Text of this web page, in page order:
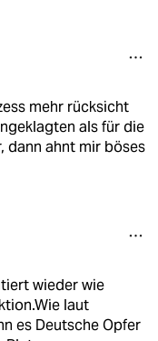
mehr rücksicht
als für die
dann ahnt mir böses
wieder wie
laut
es Deutsche Opfer